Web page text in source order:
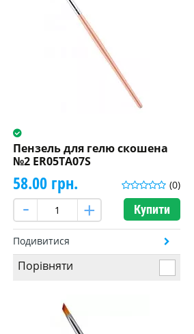
Пензель для гелю скошена
№2 ER05TA07S
(0)
58.00 грн.
Купити
Подивитися
Порівняти